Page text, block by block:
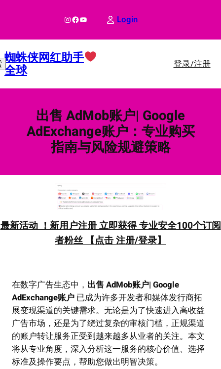
InstagramFacebook YouTube Login
蜘蛛侠网红助手
全球 登录/注册
出售 AdMob账户| Google
AdExchange账户：专业购买
指南与风险规避策略
最新活动 ！新用户注册 立即获得 专业安全100个订阅
者粉丝 【点击 注册/登录】
在数字广告生态中， 出售 AdMob账户| Google
AdExchange账户 已成为许多开发者和媒体发行商拓
展变现渠道的关键需求。无论是为了快速进入高收益
广告市场，还是为了绕过复杂的审核门槛，正规渠道
的账户转让服务正受到越来越多从业者的关注。本文
将从专业角度，深入分析这一服务的核心价值、选择
标准及操作要点，帮助您做出明智决策。